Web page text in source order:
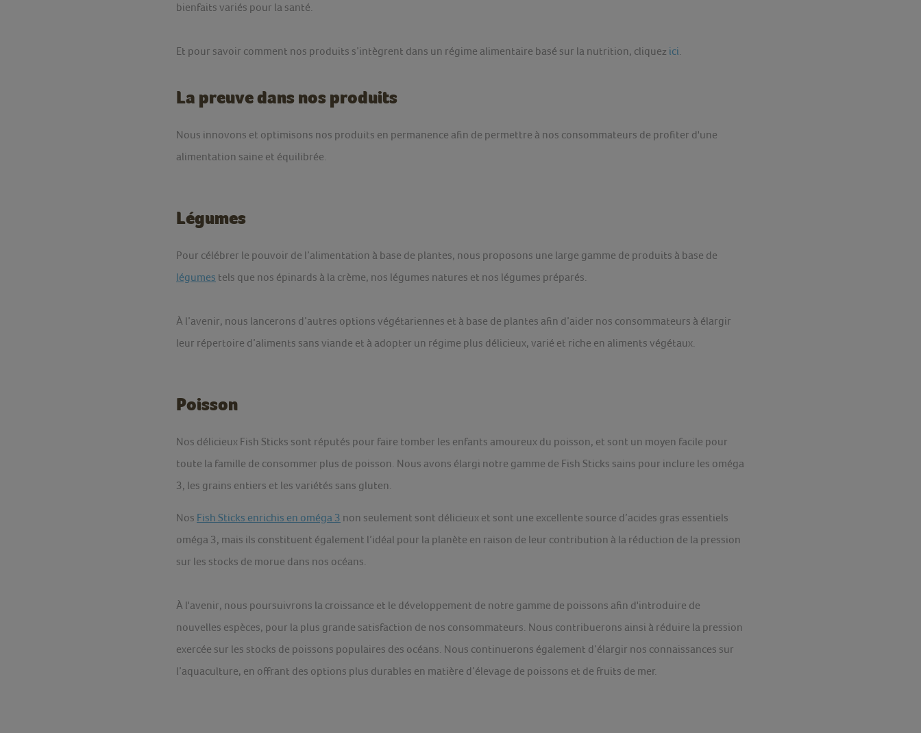
bienfaits variés pour la santé.
Et pour savoir comment nos produits s’intègrent dans un régime alimentaire basé sur la nutrition, cliquez ici
La preuve dans nos produits
Nous innovons et optimisons nos produits en permanence afin de permettre à nos consommateurs de profiter d'une
alimentation saine et équilibrée.
Légumes
Pour célébrer le pouvoir de l’alimentation à base de plantes, nous proposons une large gamme de produits à base de
légumes tels que nos épinards à la crème, nos légumes natures et nos légumes préparés.
À l’avenir, nous lancerons d’autres options végétariennes et à base de plantes afin d’aider nos consommateurs à élargir
leur répertoire d’aliments sans viande et à adopter un régime plus délicieux, varié et riche en aliments végétaux.
Poisson
Nos délicieux Fish Sticks sont réputés pour faire tomber les enfants amoureux du poisson, et sont un moyen facile pour
toute la famille de consommer plus de poisson. Nous avons élargi notre gamme de Fish Sticks sains pour inclure les oméga
3, les grains entiers et les variétés sans gluten.
Nos Fish Sticks enrichis en oméga 3 non seulement sont délicieux et sont une excellente source d’acides gras essentiels
oméga 3, mais ils constituent également l’idéal pour la planète en raison de leur contribution à la réduction de la pression
sur les stocks de morue dans nos océans.
À l'avenir, nous poursuivrons la croissance et le développement de notre gamme de poissons afin d'introduire de
nouvelles espèces, pour la plus grande satisfaction de nos consommateurs. Nous contribuerons ainsi à réduire la pression
exercée sur les stocks de poissons populaires des océans. Nous continuerons également d’élargir nos connaissances sur
l’aquaculture, en offrant des options plus durables en matière d’élevage de poissons et de fruits de mer.